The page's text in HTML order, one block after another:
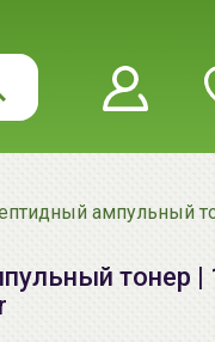
ампульный
тонер |